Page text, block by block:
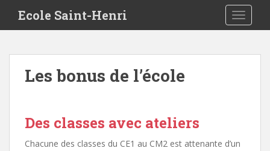
i
Ecole Saint-Henri
Les bonus de l’école
Des classes avec ateliers
Chacune des classes du CE1 au CM2 est attenante d’un